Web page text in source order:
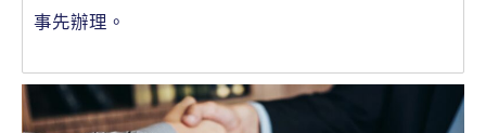
事先辦理。